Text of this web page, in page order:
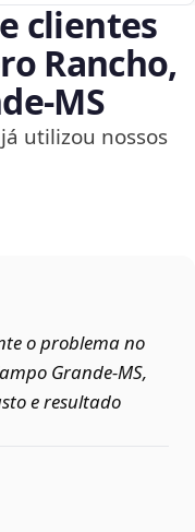
clientes
Rancho,
utilizou nossos
o problema no
Grande‑MS,
e resultado